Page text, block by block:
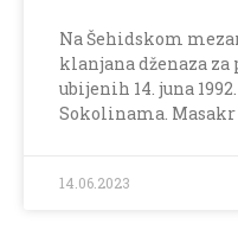
Na Šehidskom
klanjana dženaza
ubijenih 14. juna
Sokolinama.
14.06.2023